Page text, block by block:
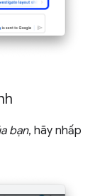
bạn, hãy nhấp